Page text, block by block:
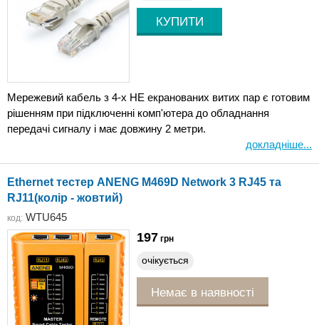
Мережевий кабель з 4-х НЕ екранованих витих пар є готовим
рішенням при підключенні комп'ютера до обладнання
передачі сигналу і має довжину 2 метри.
докладніше...
Ethernet тестер ANENG M469D Network 3 RJ45 та
RJ11(колір - жовтий)
код: WTU645
197 грн
очікується
Немає в наявності